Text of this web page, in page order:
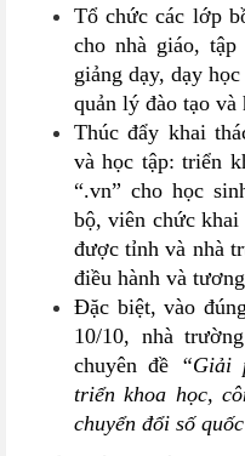
Tổ chức các lớp
cho nhà giáo,
giảng dạy, dạy
quản lý đào tạo
Thúc đẩy khai
và học tập: triển
“.vn” cho học
bộ, viên chức khai
được tỉnh và nhà
điều hành và
Đặc biệt, vào
10/10, nhà
chuyên đề “Giải
triển khoa học,
chuyển đổi số